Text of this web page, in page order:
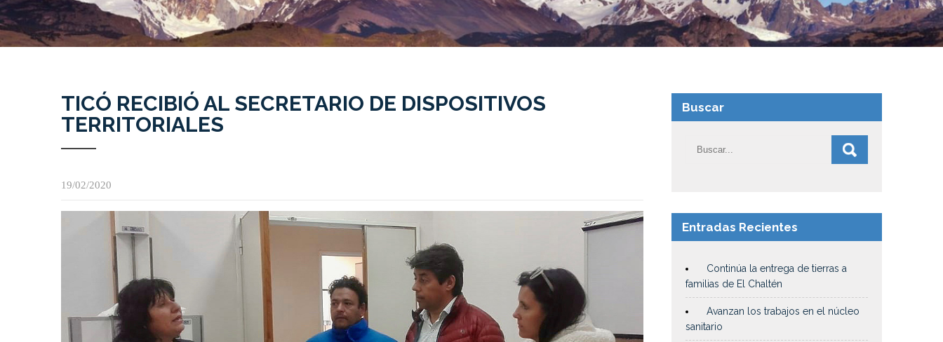
TICÓ RECIBIÓ AL SECRETARIO DE DISPOSITIVOS
TERRITORIALES
19/02/2020
Buscar
Entradas Recientes
Continúa la entrega de tierras a
familias de El Chaltén
Avanzan los trabajos en el núcleo
sanitario